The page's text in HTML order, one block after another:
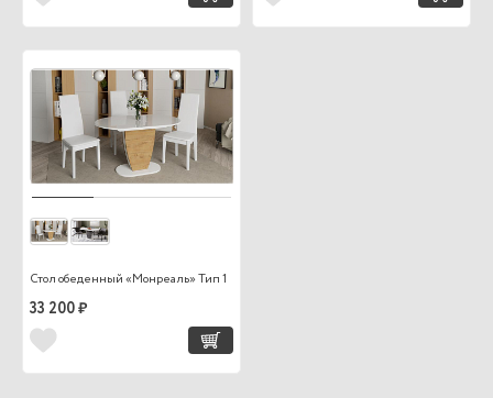
Стол обеденный «Монреаль» Тип 1
33 200 ₽